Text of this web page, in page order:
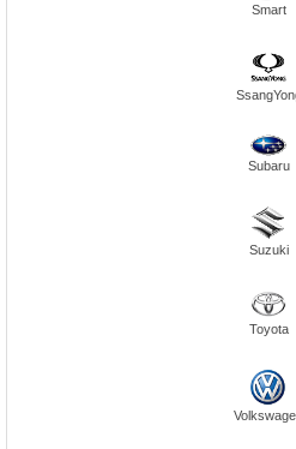
Smart
Subaru
Suzuki
Toyota